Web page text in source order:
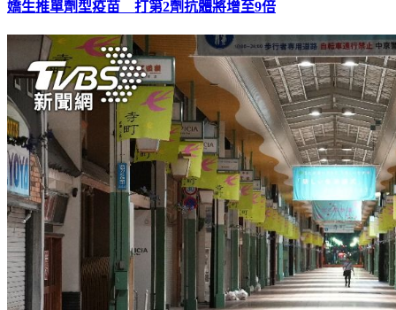
嬌生推單劑型疫苗 打第2劑抗體將增至9倍